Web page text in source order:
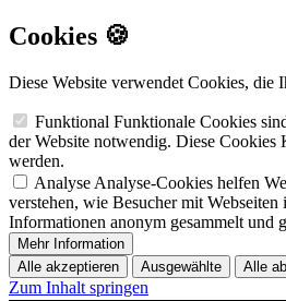
Cookies 🍪
Diese Website verwendet Cookies, die
Funktional Funktionale Cookies
der Website notwendig. Diese Cookies
werden.
Analyse Analyse-Cookies helfen
verstehen, wie Besucher mit Webseiten
Informationen anonym gesammelt und
Mehr Information
Alle akzeptieren
Ausgewählte Alle
Zum Inhalt springen